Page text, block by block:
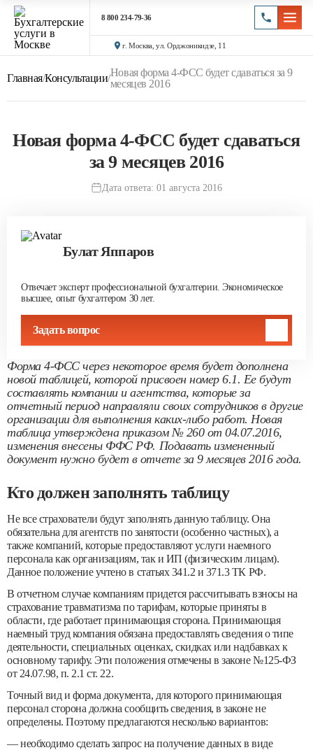
8 800 234-79-36
г. Москва, ул. Орджоникидзе, 11
Главная/Консультации/Новая форма 4-ФСС будет сдаваться за 9
месяцев 2016
Новая форма 4-ФСС будет сдаваться
за 9 месяцев 2016
Дата ответа: 01 августа 2016
Булат Яппаров
Отвечает эксперт профессиональной бухгалтерии. Экономическое
высшее, опыт бухгалтером 30 лет.
Задать вопрос
Форма 4-ФСС через некоторое время будет дополнена
новой таблицей, которой присвоен номер 6.1. Ее будут
составлять компании и агентства, которые за
отчетный период направляли своих сотрудников в другие
организации для выполнения каких-либо работ. Новая
таблица утверждена приказом № 260 от 04.07.2016,
изменения внесены ФФС РФ. Подавать измененный
документ нужно будет в отчете за 9 месяцев 2016 года.
Кто должен заполнять таблицу
Не все страхователи будут заполнять данную таблицу. Она
обязательна для агентств по занятости (особенно частных), а
также компаний, которые предоставляют услуги наемного
персонала как организациям, так и ИП (физическим лицам).
Данное положение учтено в статьях 341.2 и 371.3 ТК РФ.
В отчетном случае компаниям придется рассчитывать взносы на
страхование травматизма по тарифам, которые приняты в
области, где работает принимающая сторона. Принимающая
наемный труд компания обязана предоставлять сведения о типе
деятельности, специальных оценках, скидках или надбавках к
основному тарифу. Эти положения отмечены в законе №125-ФЗ
от 24.07.98, п. 2.1 ст. 22.
Точный вид и форма документа, для которого принимающая
персонал сторона должна сообщить сведения, в законе не
определены. Поэтому предлагаются несколько вариантов:
— необходимо сделать запрос на получение данных в виде